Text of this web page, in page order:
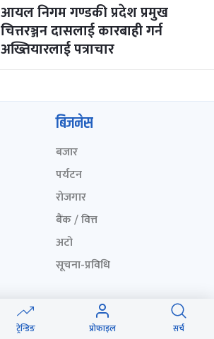
आयल निगम गण्डकी प्रदेश प्रमुख
चित्तरञ्जन दासलाई कारबाही गर्न
अख्तियारलाई पत्राचार
ट्रेन्डिङ प्रोफाइल सर्च
बिजनेस
बजार
पर्यटन
रोजगार
बैंक / वित्त
अटो
सूचना-प्रविधि